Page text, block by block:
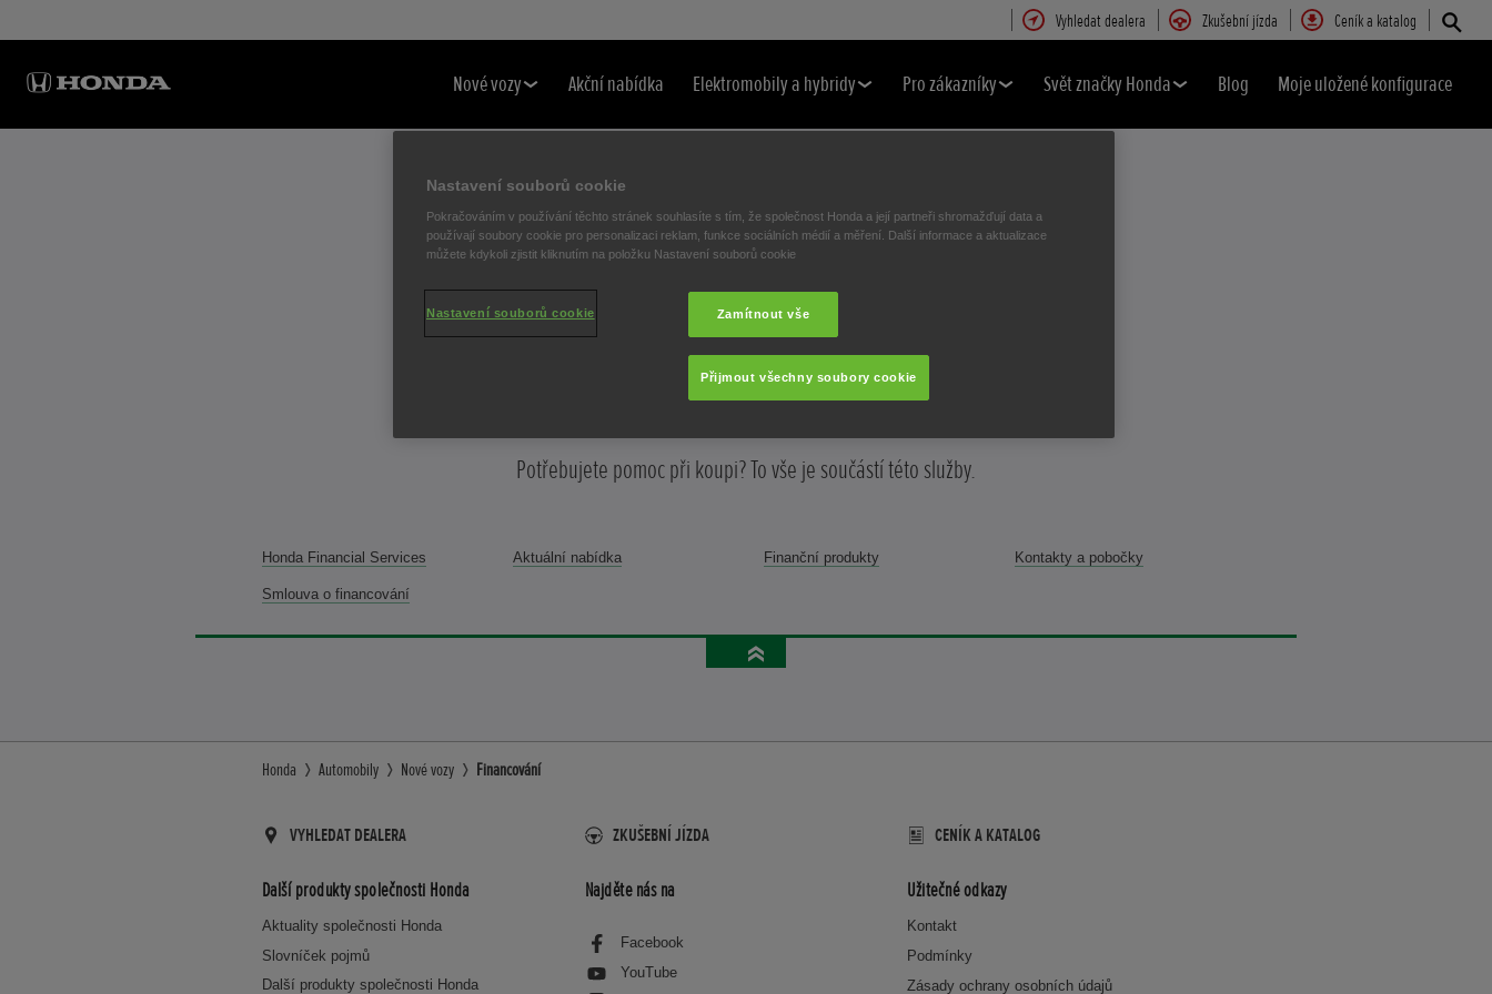
Vyhledat dealera Zkušební jízda Ceník a katalog
Nové vozy Akční nabídka Elektromobily a hybridy Pro zákazníky Svět značky Honda Blog Moje uložené konfigurace
FINANCOVÁNÍ
FINANCOVÁNÍ VOZU
HONDA
Potřebujete pomoc při koupi? To vše je součástí této služby.
Honda Financial Services Aktuální nabídka Finanční produkty Kontakty a pobočky
Smlouva o financování
Honda Automobily Nové vozy Financování
VYHLEDAT DEALERA ZKUŠEBNÍ JÍZDA CENÍK A KATALOG
Další produkty společnosti Honda
Aktuality společnosti Honda
Slovníček pojmů
Další produkty společnosti Honda
Najděte nás na
Facebook
YouTube
Užitečné odkazy
Kontakt
Podmínky
Zásady ochrany osobních údajů
Nastavení souborů cookie
Pokračováním v používání těchto stránek souhlasíte s tím, že společnost Honda a její partneři shromažďují data a
používají soubory cookie pro personalizaci reklam, funkce sociálních médií a měření. Další informace a aktualizace
můžete kdykoli zjistit kliknutím na položku Nastavení souborů cookie
Zamítnout vše
Přijmout všechny soubory cookie
Nastavení souborů cookie